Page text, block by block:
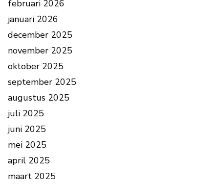
februari 2026
januari 2026
december 2025
november 2025
oktober 2025
september 2025
augustus 2025
juli 2025
juni 2025
mei 2025
april 2025
maart 2025